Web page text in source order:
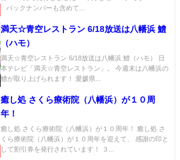
バックナンバーも含めて...
満天☆青空レストラン 6/18放送は八幡浜 鱧
（ハモ）
満天☆青空レストラン 6/18放送は八幡浜 鱧（ハモ） 日
本テレビ「満天☆青空レストラン」。 今週末は八幡浜の
鱧が取り上げられます！ 愛媛県...
癒し処 さくら療術院（八幡浜）が１０周
年！
癒し処 さくら療術院（八幡浜）が１０周年！ 癒し処 さ
くら療術院（八幡浜）が１０周年を迎えて、 感謝の印と
して割引券を発行されています！ ３...